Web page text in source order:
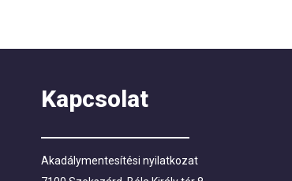
Kapcsolat
Akadálymentesítési nyilatkozat